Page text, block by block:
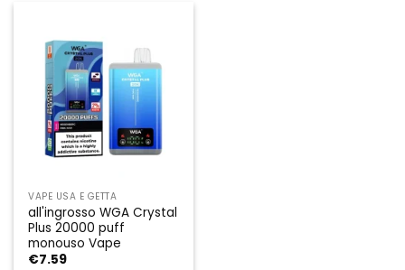
VAPE USA E GETTA
all'ingrosso WGA Crystal
Plus 20000 puff
monouso Vape
€7.59